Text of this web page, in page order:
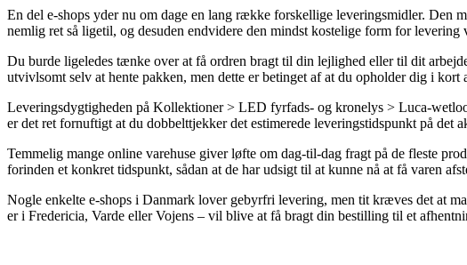
En del e-shops yder nu om dage en lang række forskellige leveringsmidler. Den
nemlig ret så ligetil, og desuden endvidere den mindst kostelige form for
Du burde ligeledes tænke over at få ordren bragt til din lejlighed eller til dit
utvivlsomt selv at hente pakken, men dette er betinget af at du opholder dig i kort
Leveringsdygtigheden på Kollektioner > LED fyrfads- og kronelys > Luca-
er det ret fornuftigt at du dobbelttjekker det estimerede leveringstidspunkt på det
Temmelig mange online varehuse giver løfte om dag-til-dag fragt på de fleste
forinden et konkret tidspunkt, sådan at de har udsigt til at kunne nå at få varen
Nogle enkelte e-shops i Danmark lover gebyrfri levering, men tit kræves det at
er i Fredericia, Varde eller Vojens – vil blive at få bragt din bestilling til et